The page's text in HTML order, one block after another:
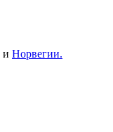
и Норвегии.